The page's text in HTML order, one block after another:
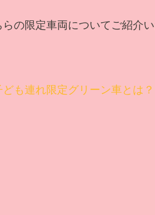
の限定車両についてご紹介い
も連れ限定グリーン車とは？